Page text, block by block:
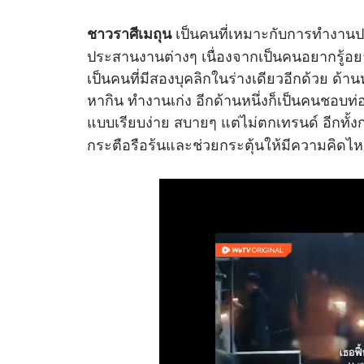
ชาวราศีเมถุนเป็นคนที่เหมาะกับการทำงาน
ประสานงานต่างๆ เนื่องจากเป็นคนอยากรู้อ
เป็นคนที่มีสองบุคลิกในร่างเดียวอีกด้วย ด้า
หากิน ทำงานเก่ง อีกด้านหนึ่งก็เป็นคนชอบ
แบบเรียบง่าย สบายๆ แต่ไม่ตกเทรนด์ อีกทั้ง
กระตือรือร้นและช่วยกระตุ้นให้มีความคิดไ